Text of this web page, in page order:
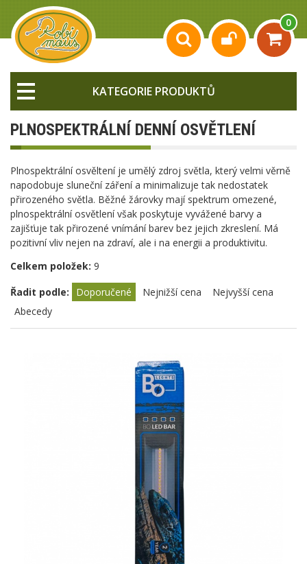
0
KATEGORIE PRODUKTŮ
PLNOSPEKTRÁLNÍ DENNÍ OSVĚTLENÍ
Plnospektrální osvěltení je umělý zdroj světla, který velmi věrně
napodobuje sluneční záření a minimalizuje tak nedostatek
přirozeného světla. Běžné žárovky mají spektrum omezené,
plnospektrální osvětlení však poskytuje vyvážené barvy a
zajišťuje tak přirozené vnímání barev bez jejich zkreslení. Má
pozitivní vliv nejen na zdraví, ale i na energii a produktivitu.
Celkem položek: 9
Řadit podle:
Doporučené Nejnižší cena
Nejvyšší cena
Abecedy